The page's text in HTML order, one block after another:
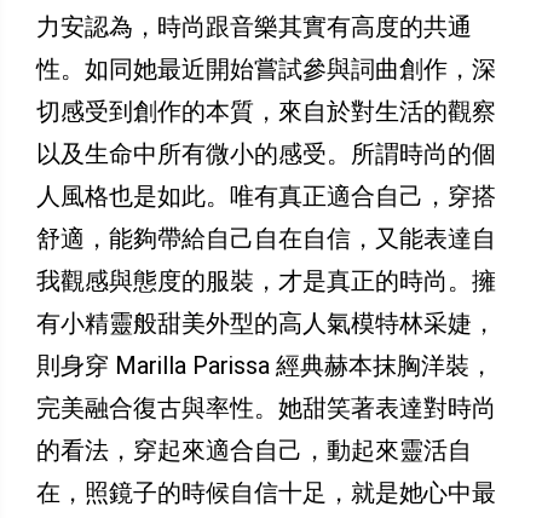
力安認為，時尚跟音樂其實有高度的共通
性。如同她最近開始嘗試參與詞曲創作，深
切感受到創作的本質，來自於對生活的觀察
以及生命中所有微小的感受。所謂時尚的個
人風格也是如此。唯有真正適合自己，穿搭
舒適，能夠帶給自己自在自信，又能表達自
我觀感與態度的服裝，才是真正的時尚。擁
有小精靈般甜美外型的高人氣模特林采婕，
則身穿 Marilla Parissa 經典赫本抹胸洋裝，
完美融合復古與率性。她甜笑著表達對時尚
的看法，穿起來適合自己，動起來靈活自
在，照鏡子的時候自信十足，就是她心中最